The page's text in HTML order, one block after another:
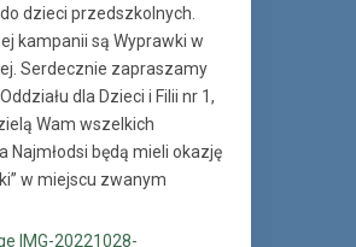
dzieci przedszkolnych.
kampanii są Wyprawki w
Serdecznie zapraszamy
dla Dzieci i Filii nr 1,
Wam wszelkich
Najmłodsi będą mieli okazję
w miejscu zwanym